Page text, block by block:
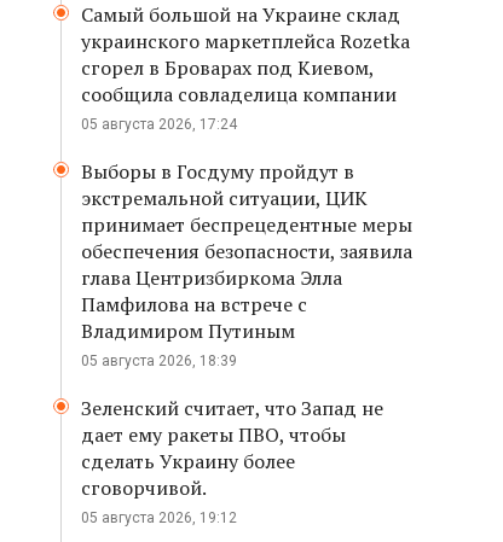
Самый большой на Украине склад
украинского маркетплейса Rozetka
сгорел в Броварах под Киевом,
сообщила совладелица компании
05 августа 2026, 17:24
Выборы в Госдуму пройдут в
экстремальной ситуации, ЦИК
принимает беспрецедентные меры
обеспечения безопасности, заявила
глава Центризбиркома Элла
Памфилова на встрече с
Владимиром Путиным
05 августа 2026, 18:39
Зеленский считает, что Запад не
дает ему ракеты ПВО, чтобы
сделать Украину более
сговорчивой.
05 августа 2026, 19:12